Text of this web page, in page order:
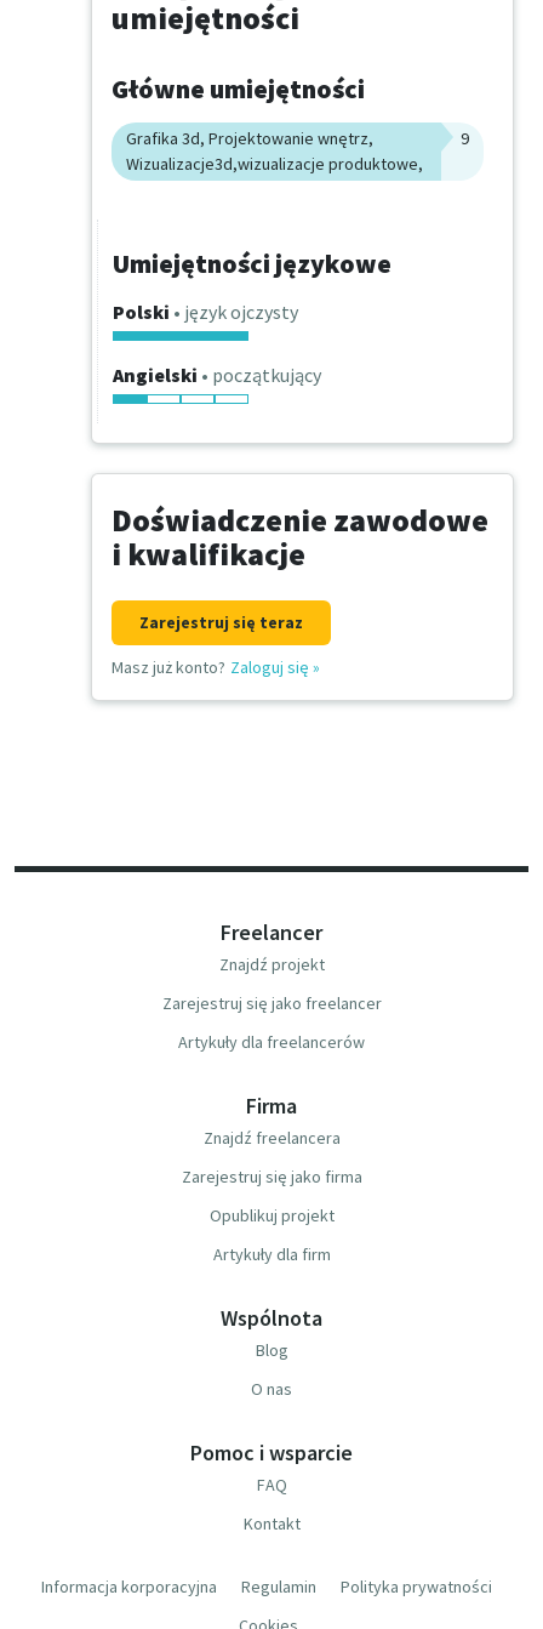
umiejętności
Główne umiejętności
Grafika 3d, Projektowanie wnętrz,
Wizualizacje3d,wizualizacje produktowe,
9
Umiejętności językowe
Polski • język ojczysty
Angielski • początkujący
Doświadczenie zawodowe
i kwalifikacje
Zarejestruj się teraz
Masz już konto? Zaloguj się »
Freelancer
Znajdź projekt
Zarejestruj się jako freelancer
Artykuły dla freelancerów
Firma
Znajdź freelancera
Zarejestruj się jako firma
Opublikuj projekt
Artykuły dla firm
Wspólnota
Blog
O nas
Pomoc i wsparcie
FAQ
Kontakt
Informacja korporacyjna Regulamin
Polityka prywatności